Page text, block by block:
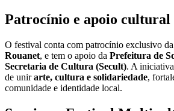
Patrocínio e apoio cultural
O festival conta com patrocínio exclusivo da
Rouanet, e tem o apoio da Prefeitura de
Secretaria de Cultura (Secult). A
de unirarte, cultura e solidariedade,
comunidade e identidade local.